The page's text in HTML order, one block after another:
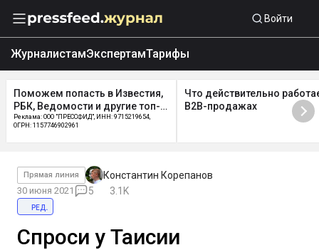
Войти
ЖурналистамЭкспертамТарифы
Что действительно работает в
B2B-продажах
Бесплатный
Реклама: ООО "ПРЕССФИД", ИНН:
ОГРН: 1157746902961, Erid:
Прямая линия Константин Корепанов
30 июня 2021 5
3.1K
ред.
Спроси у Таисии